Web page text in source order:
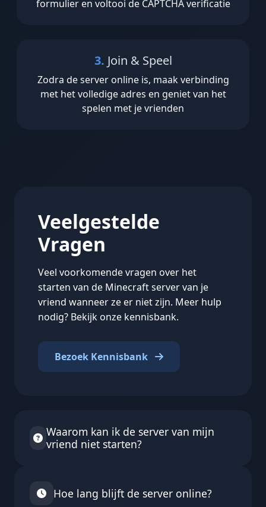
formulier en voltooi de CAPTCHA verificatie
3. Join & Speel
Zodra de server online is, maak verbinding
met het volledige adres en geniet van het
spelen met je vrienden
Veelgestelde
Vragen
Veel voorkomende vragen over het
starten van de Minecraft server van je
vriend wanneer ze er niet zijn. Meer hulp
nodig? Bekijk onze kennisbank.
Bezoek Kennisbank
Waarom kan ik de server van mijn
vriend niet starten?
starten om veiligheidsredenen uitgeschakeld.
Ook kunnen servers op bepaalde plannen of
Hoe lang blijft de server online?